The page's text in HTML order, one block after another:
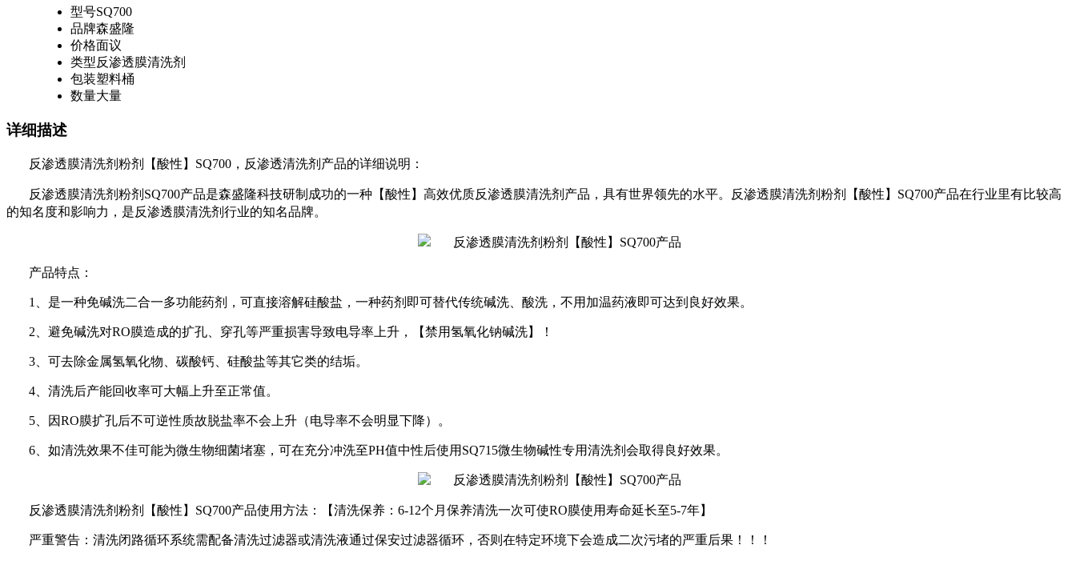
型号SQ700
品牌森盛隆
价格面议
类型反渗透膜清洗剂
包装塑料桶
数量大量
详细描述
反渗透膜清洗剂粉剂【酸性】 SQ700 ，反渗透清洗剂产品的详细说明：
反渗透膜清洗剂粉剂 SQ700产品是森盛隆科技研制成功的一种 【酸性】 高效优质反渗透膜清洗剂产品，具有世界领先的水平。反渗透膜清洗剂粉剂 【酸性】 SQ700产品在行业里有比较高
的知名度和影响力，是反渗透膜清洗剂行业的知名品牌。
产品特点：
1 、是一种免碱洗二合一多功能药剂，可直接溶解硅酸盐，一种药剂即可替代传统碱洗、酸洗，不用加温药液即可达到良好效果。
2 、避免碱洗对RO膜造成的扩孔、穿孔等严重损害导致电导率上升，【禁用氢氧化钠碱洗】！
3 、可去除金属氢氧化物、碳酸钙、硅酸盐等其它类的结垢。
4 、清洗后产能回收率可大幅上升至正常值。
5 、因RO膜扩孔后不可逆性质故脱盐率不会上升（电导率不会明显下降）。
6 、如清洗效果不佳可能为微生物细菌堵塞，可在充分冲洗至PH值中性后使用 SQ715微生物碱性专用清洗剂会取得良好效果。
反渗透膜清洗剂粉剂 【酸性】 SQ700产品使用方法：【清洗保养： 6-12个月保养清洗一次可使RO膜使用寿命延长至5-7年】
严重警告：清洗闭路循环系统需配备清洗过滤器或清洗液通过保安过滤器循环，否则在特定环境下会造成二次污堵的严重后果！！！